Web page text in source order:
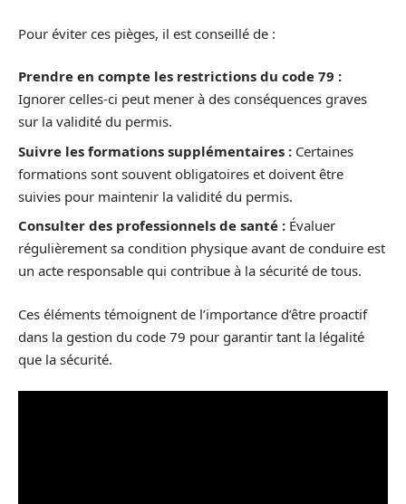
Pour éviter ces pièges, il est conseillé de :
Prendre en compte les restrictions du code 79 :
Ignorer celles-ci peut mener à des conséquences graves
sur la validité du permis.
Suivre les formations supplémentaires : Certaines
formations sont souvent obligatoires et doivent être
suivies pour maintenir la validité du permis.
Consulter des professionnels de santé : Évaluer
régulièrement sa condition physique avant de conduire est
un acte responsable qui contribue à la sécurité de tous.
Ces éléments témoignent de l’importance d’être proactif
dans la gestion du code 79 pour garantir tant la légalité
que la sécurité.